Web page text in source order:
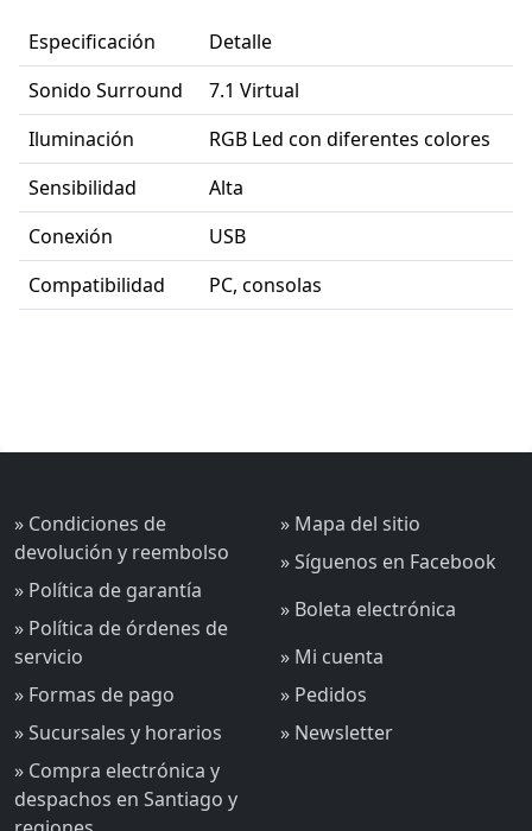
Especificación
Detalle
Sonido Surround
7.1 Virtual
Iluminación
RGB Led con diferentes colores
Sensibilidad
Alta
Conexión
USB
Compatibilidad
PC, consolas
» Condiciones de
devolución y reembolso
» Política de garantía
» Política de órdenes de
servicio
» Formas de pago
» Sucursales y horarios
» Compra electrónica y
despachos en Santiago y
» Mapa del sitio
» Síguenos en Facebook
» Boleta electrónica
» Mi cuenta
» Pedidos
» Newsletter